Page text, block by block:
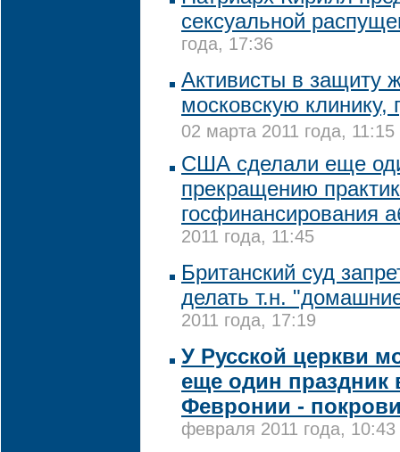
сексуальной
года, 17:36
Активисты в защиту
московскую клинику,
02 марта 2011 года, 11:15
США сделали еще
прекращению
госфинансирования
2011 года, 11:45
Британский суд
делать т.н.
2011 года, 17:19
У Русской церкви
еще один праздник
Февронии -
февраля 2011 года, 10:43